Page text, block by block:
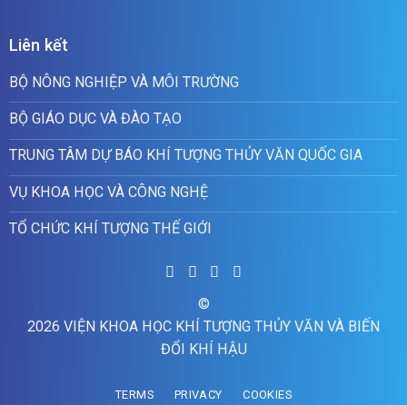
Liên kết
BỘ NÔNG NGHIỆP VÀ MÔI TRƯỜNG
BỘ GIÁO DỤC VÀ ĐÀO TẠO
TRUNG TÂM DỰ BÁO KHÍ TƯỢNG THỦY VĂN QUỐC GIA
VỤ KHOA HỌC VÀ CÔNG NGHỆ
TỔ CHỨC KHÍ TƯỢNG THẾ GIỚI
©
2026 VIỆN KHOA HỌC KHÍ TƯỢNG THỦY VĂN VÀ BIẾN
ĐỔI KHÍ HẬU
TERMS PRIVACY COOKIES